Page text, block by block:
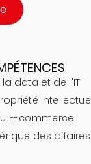
la data et de l'IT
E-commerce
des affaires